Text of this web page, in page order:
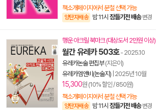
책소개페이지에서 분철 선택 가능
양탄자배송 밤 11시 잠들기전 배송 변경
행운 아크릴 북마크 (대상도서 2만원 이상)
월간 유레카 503호- 2025.10
유레카논술 편집부(지은이)
유레카엠앤비(논술지) 2025년 10월
15,300원 (10% 할인 / 850원)
책소개페이지에서 분철 선택 가능
양탄자배송 밤 11시 잠들기전 배송 변경